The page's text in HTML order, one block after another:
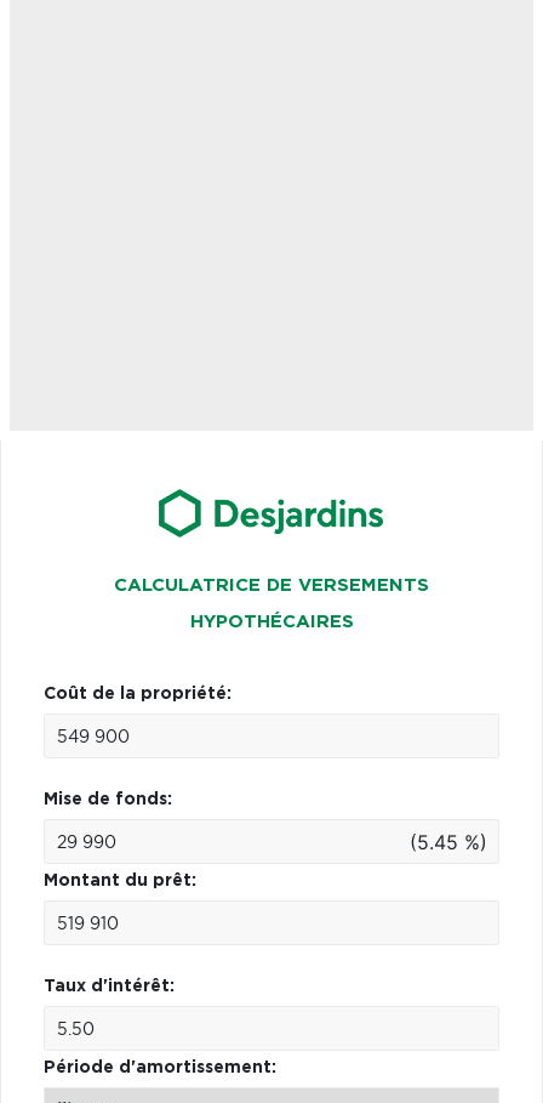
CALCULATRICE DE VERSEMENTS
HYPOTHÉCAIRES
Coût de la propriété:
Mise de fonds:
(5.45 %)
Montant du prêt:
Taux d'intérêt:
Période d'amortissement: